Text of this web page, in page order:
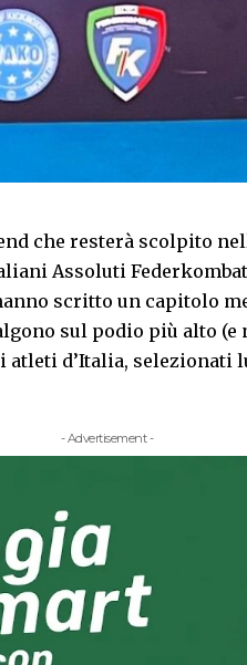
che resterà scolpito
Assoluti
scritto un capitolo
sul podio più alto
d’Italia, selezionati
- Advertisement -